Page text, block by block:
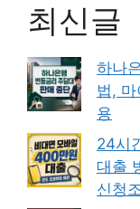
최신글
하나
법,
용
24시
대출
신청